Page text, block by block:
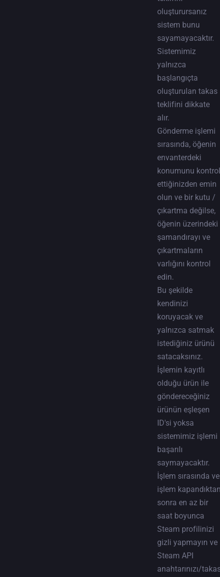
oluşturursanız
sistem bunu
sayamayacaktır.
Sistemimiz
yalnızca
başlangıçta
oluşturulan takas
teklifini dikkate
alır.
Gönderme işlemi
sırasında, öğenin
envanterdeki
konumunu kontrol
ettiğinizden emin
olun ve bir kutu /
çıkartma değilse,
öğenin üzerindeki
şamandırayı ve
çıkartmaların
varlığını kontrol
edin.
Bu şekilde
kendinizi
koruyacak ve
yalnızca satmak
istediğiniz ürünü
satacaksınız.
İşlemin kayıtlı
olduğu ürün ile
göndereceğiniz
ürünün eşleşen
ID'si yoksa
sistemimiz işlemi
başarılı
saymayacaktır.
İşlem sırasında ve
işlem
sonra en az bir
saat boyunca
Steam profilinizi
gizli yapmayın ve
Steam API
anahtarınızı/